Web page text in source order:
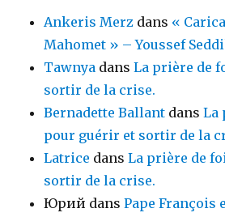
Ankeris Merz dans «
Mahomet » – Youssef
Tawnya dansLa prière de
sortir de la crise.
Bernadette Ballant dansLa
pour guérir et sortir de la
Latrice dansLa prière de
sortir de la crise.
Юрий dansPape François